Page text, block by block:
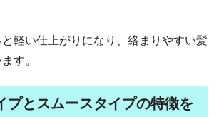
軽い仕上がりになり、絡まりやすい髪
す。
プとスムースタイプの特徴を